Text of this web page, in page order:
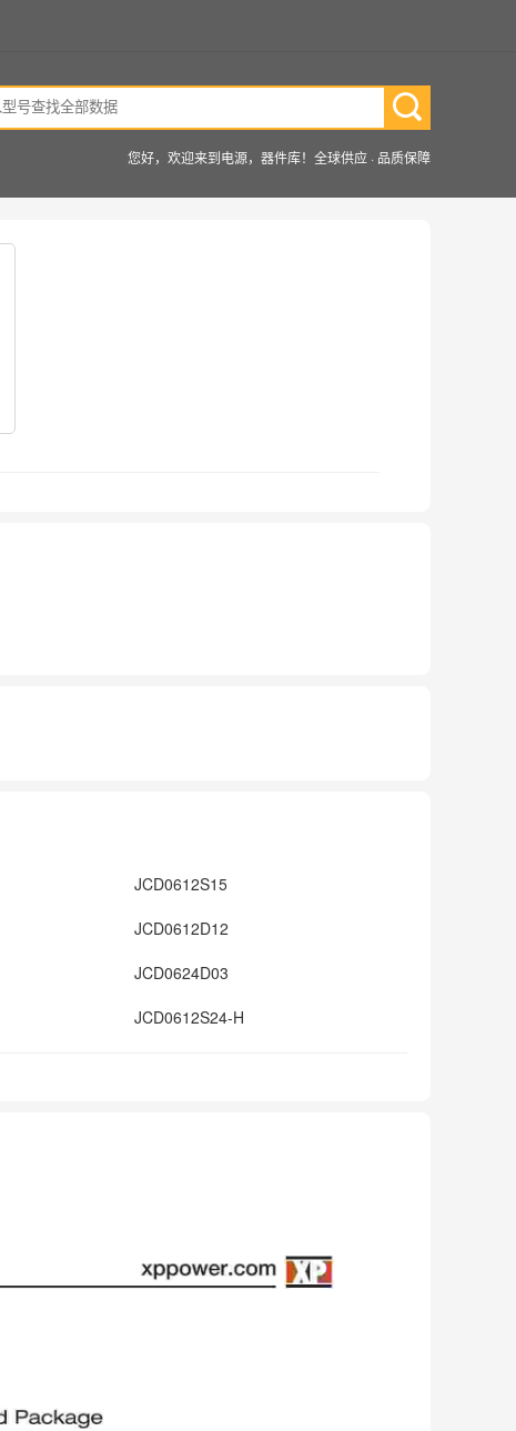
您好，欢迎来到电源，器件库！全球供应 · 品质保障
JCD0612S15
JCD0612D12
JCD0624D03
JCD0612S24-H